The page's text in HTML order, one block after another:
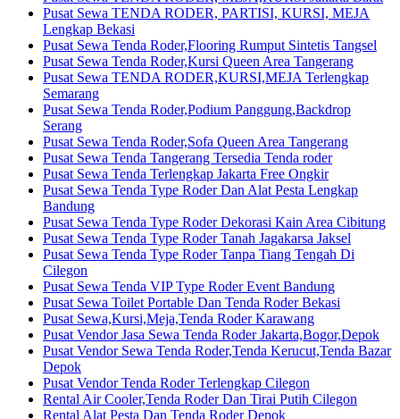
Pusat Sewa TENDA RODER, PARTISI, KURSI, MEJA
Lengkap Bekasi
Pusat Sewa Tenda Roder,Flooring Rumput Sintetis Tangsel
Pusat Sewa Tenda Roder,Kursi Queen Area Tangerang
Pusat Sewa TENDA RODER,KURSI,MEJA Terlengkap
Semarang
Pusat Sewa Tenda Roder,Podium Panggung,Backdrop
Serang
Pusat Sewa Tenda Roder,Sofa Queen Area Tangerang
Pusat Sewa Tenda Tangerang Tersedia Tenda roder
Pusat Sewa Tenda Terlengkap Jakarta Free Ongkir
Pusat Sewa Tenda Type Roder Dan Alat Pesta Lengkap
Bandung
Pusat Sewa Tenda Type Roder Dekorasi Kain Area Cibitung
Pusat Sewa Tenda Type Roder Tanah Jagakarsa Jaksel
Pusat Sewa Tenda Type Roder Tanpa Tiang Tengah Di
Cilegon
Pusat Sewa Tenda VIP Type Roder Event Bandung
Pusat Sewa Toilet Portable Dan Tenda Roder Bekasi
Pusat Sewa,Kursi,Meja,Tenda Roder Karawang
Pusat Vendor Jasa Sewa Tenda Roder Jakarta,Bogor,Depok
Pusat Vendor Sewa Tenda Roder,Tenda Kerucut,Tenda Bazar
Depok
Pusat Vendor Tenda Roder Terlengkap Cilegon
Rental Air Cooler,Tenda Roder Dan Tirai Putih Cilegon
Rental Alat Pesta Dan Tenda Roder Depok